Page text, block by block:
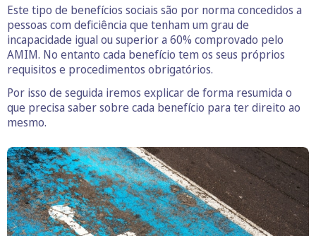
Este tipo de benefícios sociais são por norma concedidos a
pessoas com deficiência que tenham um grau de
incapacidade igual ou superior a 60% comprovado pelo
AMIM. No entanto cada benefício tem os seus próprios
requisitos e procedimentos obrigatórios.
Por isso de seguida iremos explicar de forma resumida o
que precisa saber sobre cada benefício para ter direito ao
mesmo.